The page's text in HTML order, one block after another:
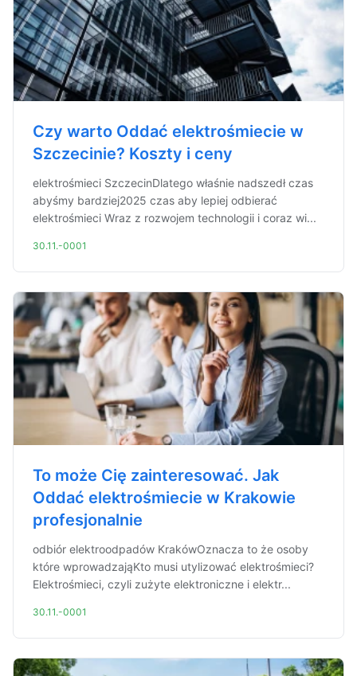
Czy warto Oddać elektrośmiecie w
Szczecinie? Koszty i ceny
elektrośmieci SzczecinDlatego właśnie nadszedł czas
abyśmy bardziej2025 czas aby lepiej odbierać
elektrośmieci Wraz z rozwojem technologii i coraz wi...
30.11.-0001
To może Cię zainteresować. Jak
Oddać elektrośmiecie w Krakowie
profesjonalnie
odbiór elektroodpadów KrakówOznacza to że osoby
które wprowadzająKto musi utylizować elektrośmieci?
Elektrośmieci, czyli zużyte elektroniczne i elektr...
30.11.-0001